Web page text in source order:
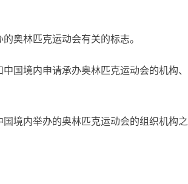
奥林匹克运动会有关的标志。
国境内申请承办奥林匹克运动会的机构
境内举办的奥林匹克运动会的组织机构之